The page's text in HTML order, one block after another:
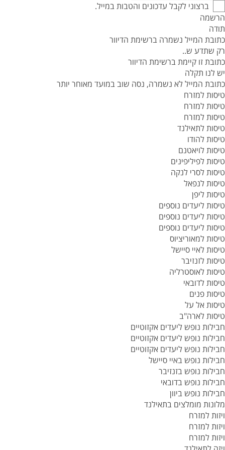
ברצוני לקבל עדכונים והטבות במייל.
הרשמה
תודה
כתובת המייל נשמרה ברשימת הדיוור
רק שתדע ש..
כתובת זו קיימת ברשימת הדיוור
יש לנו תקלה
כתובת המייל לא נשמרה, נסה שוב במועד מאוחר יותר
טיסות למזרח
טיסות למזרח
טיסות למזרח
טיסות לתאילנד
טיסות להודו
טיסות לויאטנם
טיסות לפיליפינים
טיסות לסרי לנקה
טיסות לנפאל
טיסות ליפן
טיסות ליעדים נוספים
טיסות ליעדים נוספים
טיסות ליעדים נוספים
טיסות למאוריציוס
טיסות לאיי סיישל
טיסות לזנזיבר
טיסות לאוסטרליה
טיסות לדובאי
טיסות פנים
טיסות אל על
טיסות לארה"ב
חבילות נופש ליעדים אקזוטיים
חבילות נופש ליעדים אקזוטיים
חבילות נופש ליעדים אקזוטיים
חבילות נופש באיי סיישל
חבילות נופש בזנזיבר
חבילות נופש בדובאי
חבילות נופש ביוון
מלונות מומלצים בתאילנד
ויזות למזרח
ויזות למזרח
ויזות למזרח